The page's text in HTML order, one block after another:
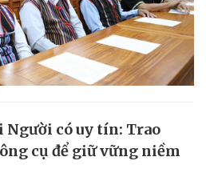
Người có uy tín: Trao
cụ để giữ vững niềm